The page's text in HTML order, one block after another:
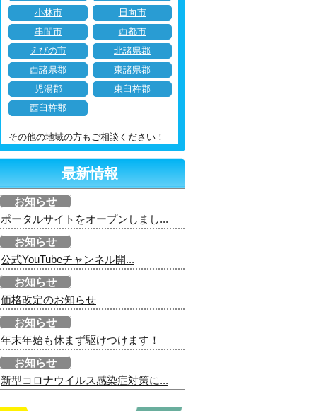
小林市
日向市
串間市
西都市
えびの市
北諸県郡
西諸県郡
東諸県郡
児湯郡
東臼杵郡
西臼杵郡
その他の地域の方もご相談ください！
最新情報
お知らせ
ポータルサイトをオープンしまし...
お知らせ
公式YouTubeチャンネル開...
お知らせ
価格改定のお知らせ
お知らせ
年末年始も休まず駆けつけます！
お知らせ
新型コロナウイルス感染症対策に...